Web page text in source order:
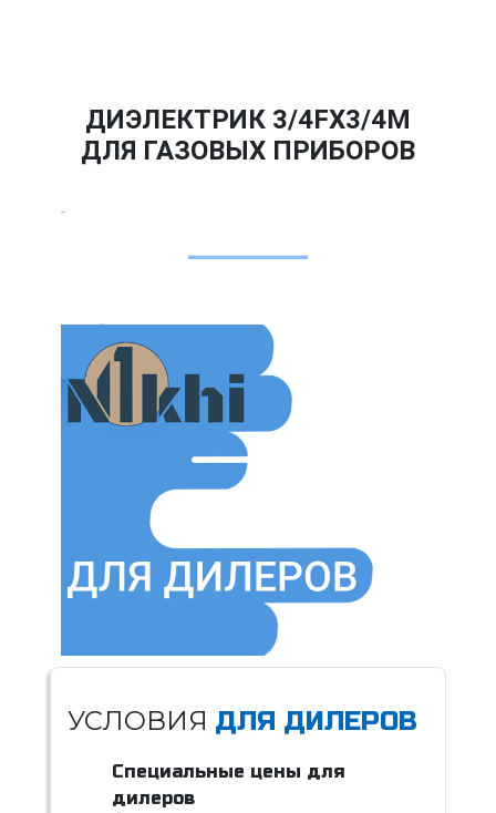
ДИЭЛЕКТРИК 3/4FХ3/4М
ДЛЯ ГАЗОВЫХ ПРИБОРОВ
УСЛОВИЯ ДЛЯ ДИЛЕРОВ
Специальные цены для
дилеров